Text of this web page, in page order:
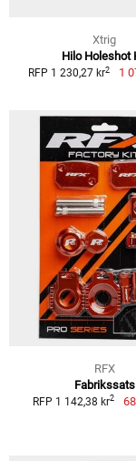
Xtrig
Hilo Holeshot
RFP 1 230,27 kr2 1
RFX
Fabrikssats
RFP 1 142,38 kr2